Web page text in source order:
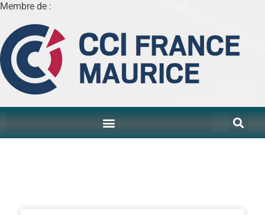
Membre de :